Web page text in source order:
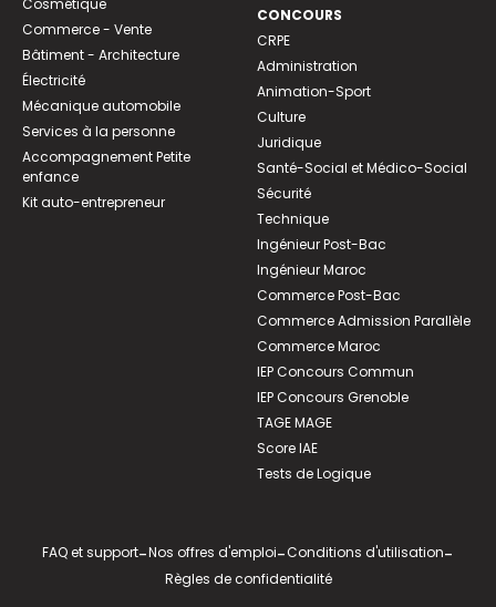
Cosmétique
Commerce - Vente
Bâtiment - Architecture
Électricité
Mécanique automobile
Services à la personne
Accompagnement Petite
enfance
Kit auto-entrepreneur
CONCOURS
CRPE
Administration
Animation-Sport
Culture
Juridique
Santé-Social et Médico-Social
Sécurité
Technique
Ingénieur Post-Bac
Ingénieur Maroc
Commerce Post-Bac
Commerce Admission Parallèle
Commerce Maroc
IEP Concours Commun
IEP Concours Grenoble
TAGE MAGE
Score IAE
Tests de Logique
FAQ et support-Nos offres d'emploi-Conditions d'utilisation-
Règles de confidentialité